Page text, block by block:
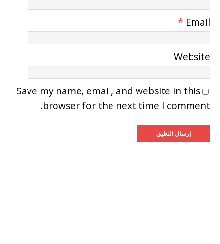
Email
*
Website
Save my name, email, and website in this
browser for the next time I comment.